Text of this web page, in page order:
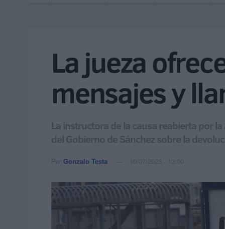
La jueza
mensajes y
La instructora de la causa reabierta por
del Gobierno de Sánchez sobre la
Por Gonzalo Testa 10/07/2023 - 13:00